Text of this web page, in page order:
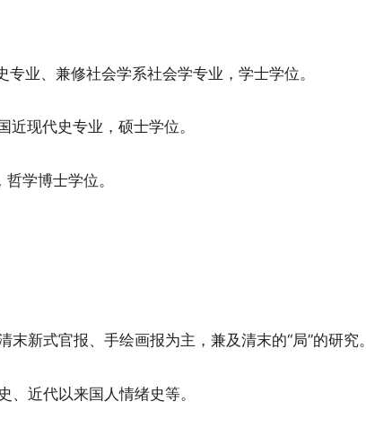
业、兼修社会学系社会学专业，学士学位。
现代史专业，硕士学位。
学博士学位。
新式官报、手绘画报为主，兼及清末的“局”的研究。
、近代以来国人情绪史等。